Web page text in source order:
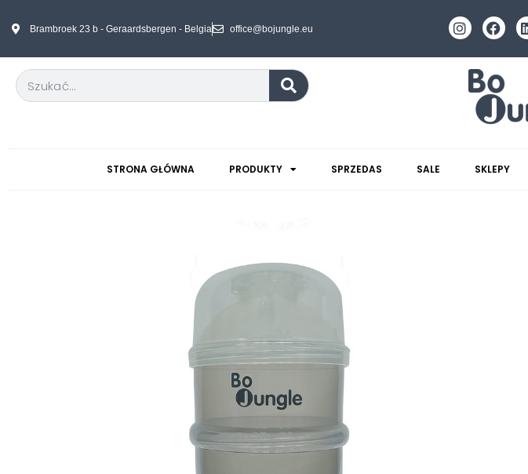
Brambroek 23 b - Geraardsbergen - Belgia office@bojungle.eu
STRONA GŁÓWNA PRODUKTY SPRZEDAS SALE SKLEPY